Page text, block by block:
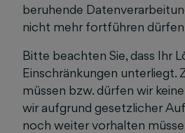
beruhende
nicht mehr fortführen dü
Bitte beachten Sie, dass Ihr
Einschränkungen unterliegt.
müssen bzw. dürfen wir
wir aufgrund gesetzlicher
noch weiter vorhalten